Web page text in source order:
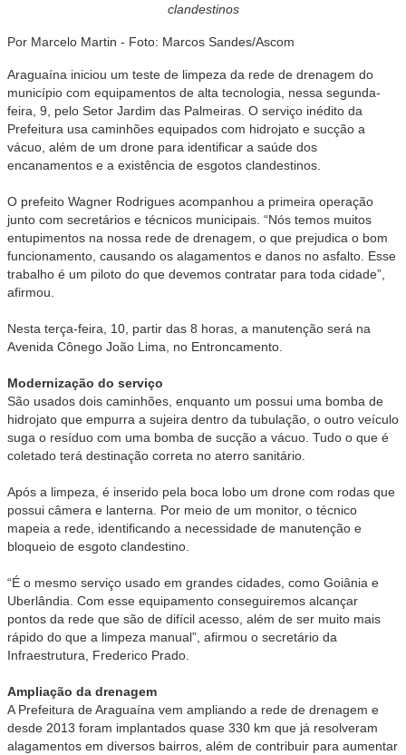
clandestinos
Por Marcelo Martin - Foto: Marcos Sandes/Ascom
Araguaína iniciou um teste de limpeza da rede de drenagem do
município com equipamentos de alta tecnologia, nessa segunda-
feira, 9, pelo Setor Jardim das Palmeiras. O serviço inédito da
Prefeitura usa caminhões equipados com hidrojato e sucção a
vácuo, além de um drone para identificar a saúde dos
encanamentos e a existência de esgotos clandestinos.
O prefeito Wagner Rodrigues acompanhou a primeira operação
junto com secretários e técnicos municipais. “Nós temos muitos
entupimentos na nossa rede de drenagem, o que prejudica o bom
funcionamento, causando os alagamentos e danos no asfalto. Esse
trabalho é um piloto do que devemos contratar para toda cidade”,
afirmou.
Nesta terça-feira, 10, partir das 8 horas, a manutenção será na
Avenida Cônego João Lima, no Entroncamento.
Modernização do serviço
São usados dois caminhões, enquanto um possui uma bomba de
hidrojato que empurra a sujeira dentro da tubulação, o outro veículo
suga o resíduo com uma bomba de sucção a vácuo. Tudo o que é
coletado terá destinação correta no aterro sanitário.
Após a limpeza, é inserido pela boca lobo um drone com rodas que
possui câmera e lanterna. Por meio de um monitor, o técnico
mapeia a rede, identificando a necessidade de manutenção e
bloqueio de esgoto clandestino.
“É o mesmo serviço usado em grandes cidades, como Goiânia e
Uberlândia. Com esse equipamento conseguiremos alcançar
pontos da rede que são de difícil acesso, além de ser muito mais
rápido do que a limpeza manual”, afirmou o secretário da
Infraestrutura, Frederico Prado.
Ampliação da drenagem
A Prefeitura de Araguaína vem ampliando a rede de drenagem e
desde 2013 foram implantados quase 330 km que já resolveram
alagamentos em diversos bairros, além de contribuir para aumentar